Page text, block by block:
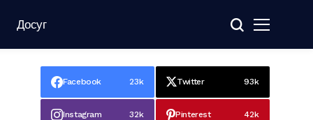
Досуг
Facebook 23k Twitter 93k
Instagram 32k Pinterest 42k